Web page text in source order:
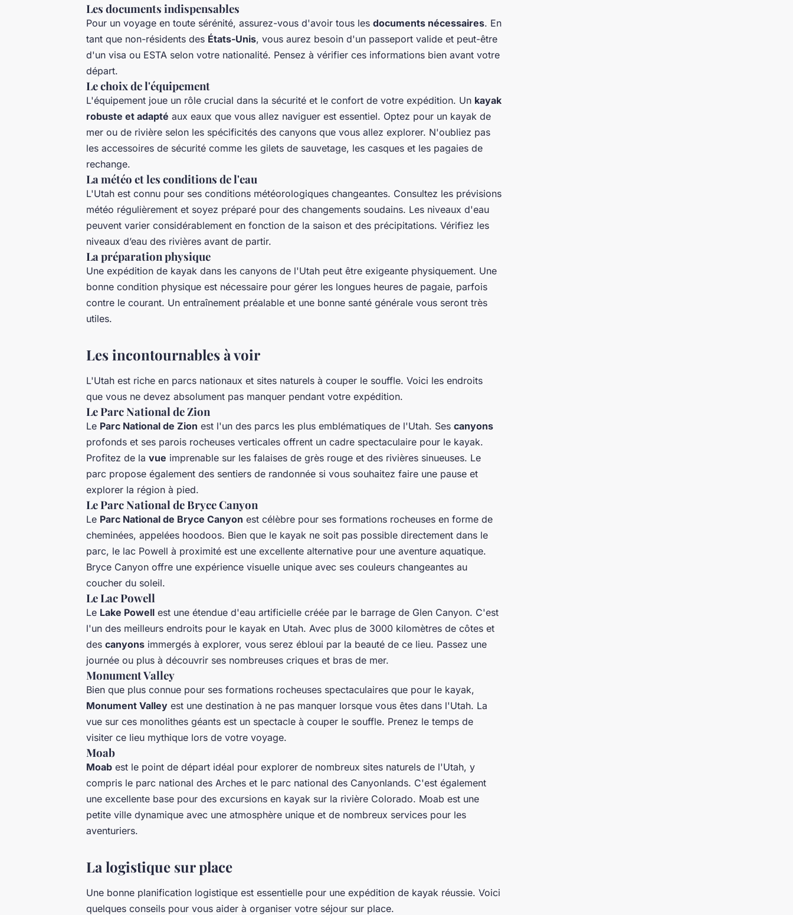
Les documents indispensables
Pour un voyage en toute sérénité, assurez-vous d'avoir tous les documents nécessaires. En
tant que non-résidents des États-Unis, vous aurez besoin d'un passeport valide et peut-être
d'un visa ou ESTA selon votre nationalité. Pensez à vérifier ces informations bien avant votre
départ.
Le choix de l'équipement
L'équipement joue un rôle crucial dans la sécurité et le confort de votre expédition. Un kayak
robuste et adapté aux eaux que vous allez naviguer est essentiel. Optez pour un kayak de
mer ou de rivière selon les spécificités des canyons que vous allez explorer. N'oubliez pas
les accessoires de sécurité comme les gilets de sauvetage, les casques et les pagaies de
rechange.
La météo et les conditions de l'eau
L'Utah est connu pour ses conditions météorologiques changeantes. Consultez les prévisions
météo régulièrement et soyez préparé pour des changements soudains. Les niveaux d'eau
peuvent varier considérablement en fonction de la saison et des précipitations. Vérifiez les
niveaux d’eau des rivières avant de partir.
La préparation physique
Une expédition de kayak dans les canyons de l'Utah peut être exigeante physiquement. Une
bonne condition physique est nécessaire pour gérer les longues heures de pagaie, parfois
contre le courant. Un entraînement préalable et une bonne santé générale vous seront très
utiles.
Les incontournables à voir
L'Utah est riche en parcs nationaux et sites naturels à couper le souffle. Voici les endroits
que vous ne devez absolument pas manquer pendant votre expédition.
Le Parc National de Zion
Le Parc National de Zion est l'un des parcs les plus emblématiques de l'Utah. Ses canyons
profonds et ses parois rocheuses verticales offrent un cadre spectaculaire pour le kayak.
Profitez de la vue imprenable sur les falaises de grès rouge et des rivières sinueuses. Le
parc propose également des sentiers de randonnée si vous souhaitez faire une pause et
explorer la région à pied.
Le Parc National de Bryce Canyon
Le Parc National de Bryce Canyon est célèbre pour ses formations rocheuses en forme de
cheminées, appelées hoodoos. Bien que le kayak ne soit pas possible directement dans le
parc, le lac Powell à proximité est une excellente alternative pour une aventure aquatique.
Bryce Canyon offre une expérience visuelle unique avec ses couleurs changeantes au
coucher du soleil.
Le Lac Powell
Le Lake Powell est une étendue d'eau artificielle créée par le barrage de Glen Canyon. C'est
l'un des meilleurs endroits pour le kayak en Utah. Avec plus de 3000 kilomètres de côtes et
des canyons immergés à explorer, vous serez ébloui par la beauté de ce lieu. Passez une
journée ou plus à découvrir ses nombreuses criques et bras de mer.
Monument Valley
Bien que plus connue pour ses formations rocheuses spectaculaires que pour le kayak,
Monument Valley est une destination à ne pas manquer lorsque vous êtes dans l'Utah. La
vue sur ces monolithes géants est un spectacle à couper le souffle. Prenez le temps de
visiter ce lieu mythique lors de votre voyage.
Moab
Moab est le point de départ idéal pour explorer de nombreux sites naturels de l'Utah, y
compris le parc national des Arches et le parc national des Canyonlands. C'est également
une excellente base pour des excursions en kayak sur la rivière Colorado. Moab est une
petite ville dynamique avec une atmosphère unique et de nombreux services pour les
aventuriers.
La logistique sur place
Une bonne planification logistique est essentielle pour une expédition de kayak réussie. Voici
quelques conseils pour vous aider à organiser votre séjour sur place.